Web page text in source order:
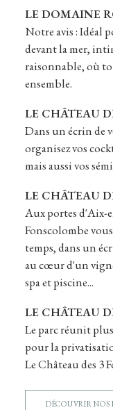
LE DOMAINE
Notre avis : Idéal
devant la mer,
raisonnable, où
ensemble.
LE CHÂTEAU
Dans un écrin de
organisez vos
mais aussi vos
LE CHÂTEAU
Aux portes d'Aix-
Fonscolombe
temps, dans un
au cœur d'un
spa et piscine...
LE CHÂTEAU
Le parc réunit
pour la
Le Château des 3
DÉCOUVRIR NOS